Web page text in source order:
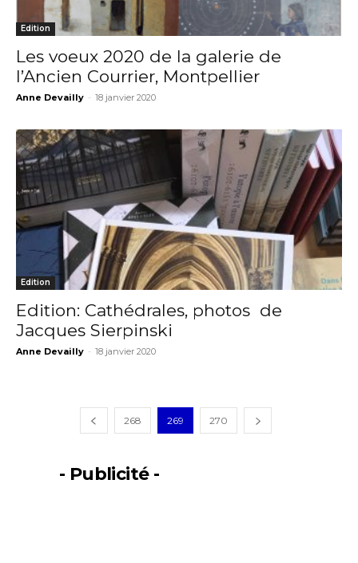
Edition
Les voeux 2020 de la galerie de
l’Ancien Courrier, Montpellier
Anne Devailly - 18 janvier 2020
Edition
Edition: Cathédrales, photos de
Jacques Sierpinski
Anne Devailly - 18 janvier 2020
268 269 270
- Publicité -